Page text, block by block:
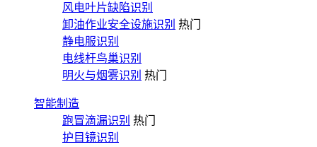
风电叶片缺陷识别
卸油作业安全设施识别 热门
静电服识别
电线杆鸟巢识别
明火与烟雾识别 热门
智能制造
跑冒滴漏识别 热门
护目镜识别